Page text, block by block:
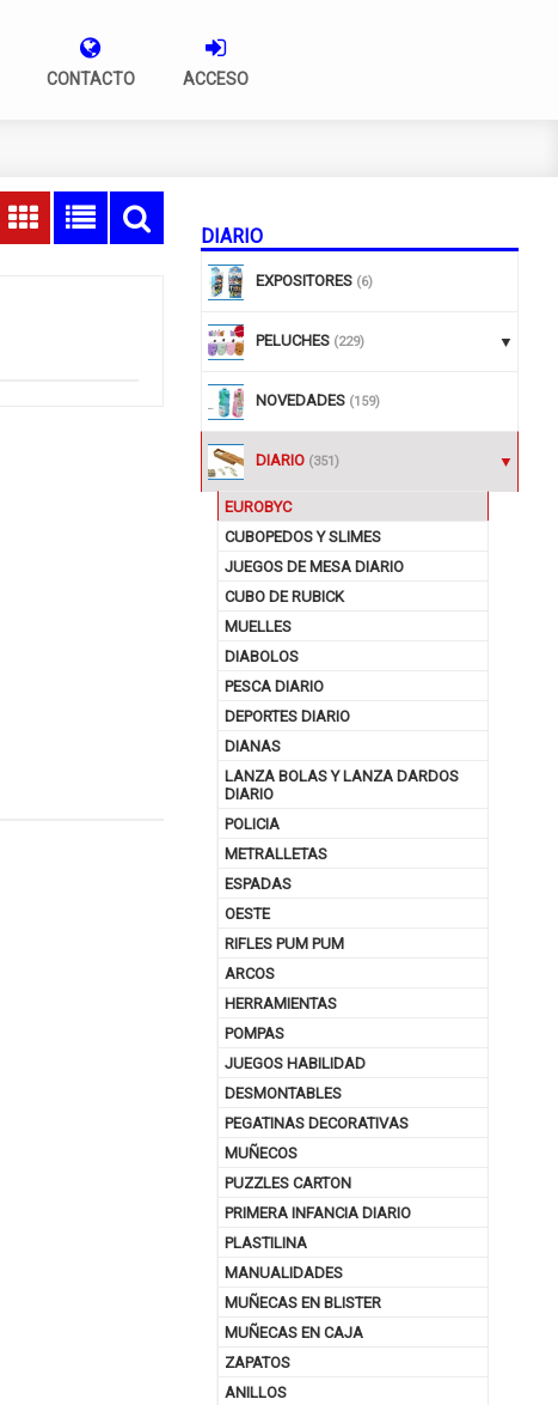
CONTACTO ACCESO
DIARIO
EXPOSITORES (6)
PELUCHES (229)
NOVEDADES (159)
DIARIO (351)
EUROBYC
CUBOPEDOS Y SLIMES
JUEGOS DE MESA DIARIO
CUBO DE RUBICK
MUELLES
DIABOLOS
PESCA DIARIO
DEPORTES DIARIO
DIANAS
LANZA BOLAS Y LANZA DARDOS
DIARIO
POLICIA
METRALLETAS
ESPADAS
OESTE
RIFLES PUM PUM
ARCOS
HERRAMIENTAS
POMPAS
JUEGOS HABILIDAD
DESMONTABLES
PEGATINAS DECORATIVAS
MUÑECOS
PUZZLES CARTON
PRIMERA INFANCIA DIARIO
PLASTILINA
MANUALIDADES
MUÑECAS EN BLISTER
MUÑECAS EN CAJA
ZAPATOS
ANILLOS